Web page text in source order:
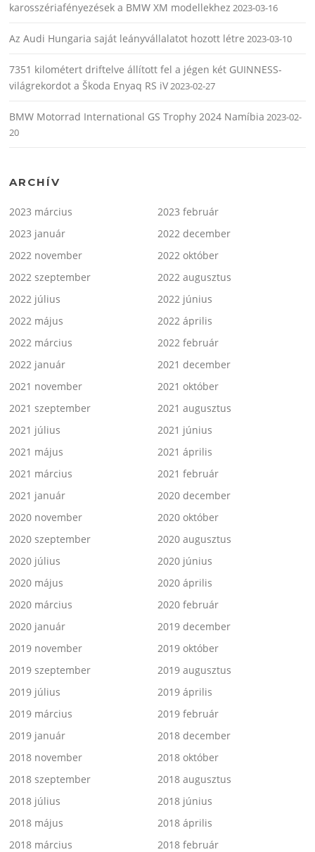
karosszériafényezések a BMW XM modellekhez 2023-03-16
Az Audi Hungaria saját leányvállalatot hozott létre 2023-03-10
7351 kilométert driftelve állított fel a jégen két GUINNESS-
világrekordot a Škoda Enyaq RS iV2023-02-27
BMW Motorrad International GS Trophy 2024 Namíbia 2023-02-
20
ARCHÍV
2023 március
2023 február
2023 január
2022 december
2022 november
2022 október
2022 szeptember
2022 augusztus
2022 július
2022 június
2022 május
2022 április
2022 március
2022 február
2022 január
2021 december
2021 november
2021 október
2021 szeptember
2021 augusztus
2021 július
2021 június
2021 május
2021 április
2021 március
2021 február
2021 január
2020 december
2020 november
2020 október
2020 szeptember
2020 augusztus
2020 július
2020 június
2020 május
2020 április
2020 március
2020 február
2020 január
2019 december
2019 november
2019 október
2019 szeptember
2019 augusztus
2019 július
2019 április
2019 március
2019 február
2019 január
2018 december
2018 november
2018 október
2018 szeptember
2018 augusztus
2018 július
2018 június
2018 május
2018 április
2018 március
2018 február